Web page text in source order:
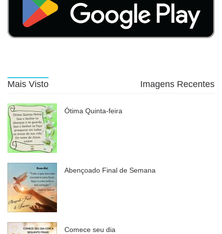
Mais Visto Imagens Recentes
Ótima Quinta-feira
Abençoado Final de Semana
Comece seu dia